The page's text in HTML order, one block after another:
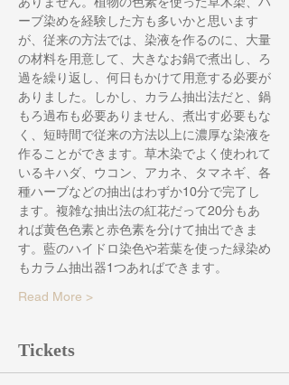
ーブ染めを経験した方も多いかと思います
が、従来の方法では、染液を作るのに、大量
の材料を用意して、大きなお鍋で煮出し、ろ
過を繰り返し、何日もかけて用意する必要が
ありました。しかし、カラム抽出法だと、鍋
もろ過布も必要ありません、煮出す必要もな
く、短時間で従来の方法以上に濃厚な染液を
作ることができます。草木染でよく使われて
いるキハダ、ウコン、アカネ、タマネギ、各
種ハーブなどの抽出はわずか10分で完了し
ます。複雑な抽出法の紅花だって20分もあ
れば黄色色素と赤色素を分けて抽出できま
す。藍のハイドロ染色や若葉を使った緑染め
もカラム抽出器1つあればできます。
Read More >
Tickets